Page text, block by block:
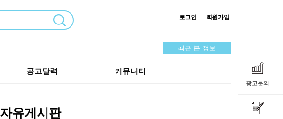
광고문의
로그인 회원가입
최근 본 정보
공고달력 커뮤니티
자유게시판